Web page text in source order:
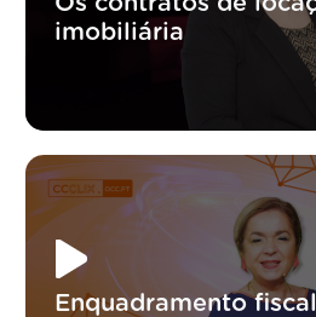
imobiliária
Enquadramento